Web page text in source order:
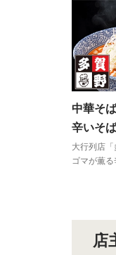
中華そ
辛いそば
大行列店
ゴマが薫
店